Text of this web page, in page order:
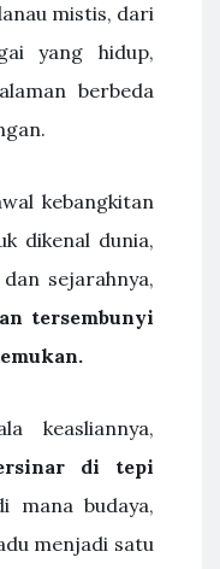
mistis, dari
yang hidup,
berbeda
kebangkitan
dikenal dunia,
sejarahnya,
tersembunyi
keasliannya,
di tepi
mana budaya,
menjadi satu